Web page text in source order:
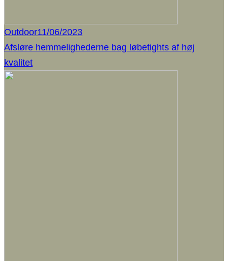
Outdoor11/06/2023
Afsløre hemmelighederne bag løbetights af høj
kvalitet